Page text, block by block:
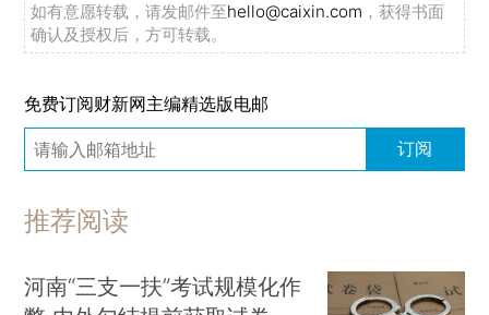
如有意愿转载，请发邮件至hello@caixin.com ，获得书面
确认及授权后，方可转载。
免费订阅财新网主编精选版电邮
订阅
推荐阅读
河南“三支一扶”考试规模化作